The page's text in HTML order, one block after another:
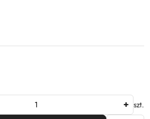
szt.